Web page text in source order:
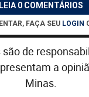
LEIA 0 COMENTÁRIOS
FAÇA SEU LOGIN
de
a
Minas.